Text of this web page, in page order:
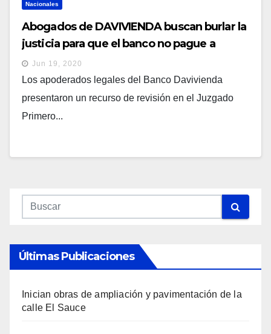
Nacionales
Abogados de DAVIVIENDA buscan burlar la
justicia para que el banco no pague a
Salaverría
Jun 19, 2020
Los apoderados legales del Banco Davivienda
presentaron un recurso de revisión en el Juzgado
Primero...
Últimas Publicaciones
Inician obras de ampliación y pavimentación de la
calle El Sauce